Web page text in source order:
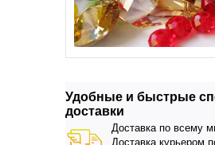
Удобные и быстрые
доставки
Доставка по всему
Доставка курьером